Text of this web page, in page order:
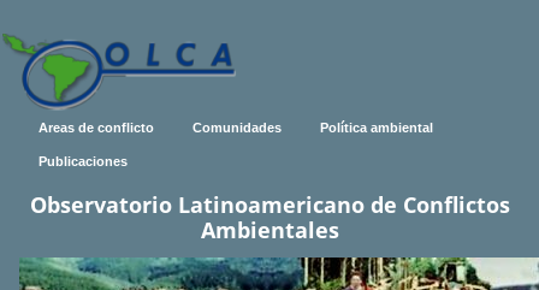
Areas de conflicto Comunidades Política ambiental
Publicaciones
Observatorio Latinoamericano de Conflictos
Ambientales